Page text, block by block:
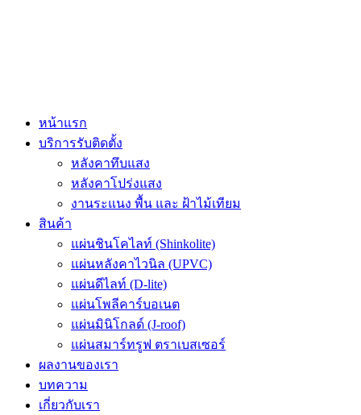
หน้าแรก
บริการรับติดตั้ง
หลังคาทึบแสง
หลังคาโปร่งแสง
งานระแนง พื้น และ ฝ้าไม้เทียม
สินค้า
แผ่นชินโคไลท์ (Shinkolite)
แผ่นหลังคาไวนิล (UPVC)
แผ่นดีไลท์ (D-lite)
แผ่นโพลีคาร์บอเนต
แผ่นมินิโกลด์ (J-roof)
แผ่นสมาร์ทรูฟ ตราเบสเซอร์
ผลงานของเรา
บทความ
เกี่ยวกับเรา